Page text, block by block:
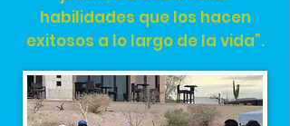
habilidades que los hacen
exitosos a lo largo de la vida”.